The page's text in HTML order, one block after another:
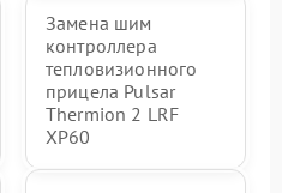
Замена шим
контроллера
тепловизионного
прицела Pulsar
Thermion 2 LRF
XP60